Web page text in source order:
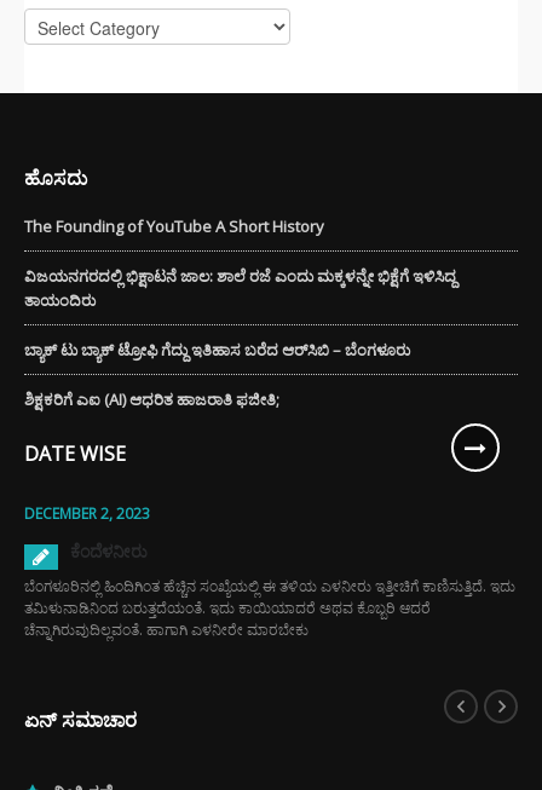
Categories
ಹೊಸದು
The Founding of YouTube A Short History
ವಿಜಯನಗರದಲ್ಲಿ ಭಿಕ್ಷಾಟನೆ ಜಾಲ: ಶಾಲೆ ರಜೆ ಎಂದು ಮಕ್ಕಳನ್ನೇ ಭಿಕ್ಷೆಗೆ ಇಳಿಸಿದ್ದ
ತಾಯಂದಿರು
ಬ್ಯಾಕ್ ಟು ಬ್ಯಾಕ್ ಟ್ರೋಫಿ ಗೆದ್ದು ಇತಿಹಾಸ ಬರೆದ ಆರ್‌ಸಿಬಿ – ಬೆಂಗಳೂರು
ಶಿಕ್ಷಕರಿಗೆ ಎಐ (AI) ಆಧರಿತ ಹಾಜರಾತಿ ಫಜೀತಿ;
DATE WISE
DECEMBER 2, 2023
ಕೆಂದೆಳನೀರು
ಬೆಂಗಳೂರಿನಲ್ಲಿ ಹಿಂದಿಗಿಂತ ಹೆಚ್ಚಿನ ಸಂಖ್ಯೆಯಲ್ಲಿ ಈ ತಳಿಯ ಎಳನೀರು ಇತ್ತೀಚಿಗೆ ಕಾಣಿಸುತ್ತಿದೆ. ಇದು
ತಮಿಳುನಾಡಿನಿಂದ ಬರುತ್ತದೆಯಂತೆ. ಇದು ಕಾಯಿಯಾದರೆ ಅಥವ ಕೊಬ್ಬರಿ ಆದರೆ
ಚೆನ್ನಾಗಿರುವುದಿಲ್ಲವಂತೆ. ಹಾಗಾಗಿ ಎಳನೀರೇ ಮಾರಬೇಕು
ಏನ್ ಸಮಾಚಾರ